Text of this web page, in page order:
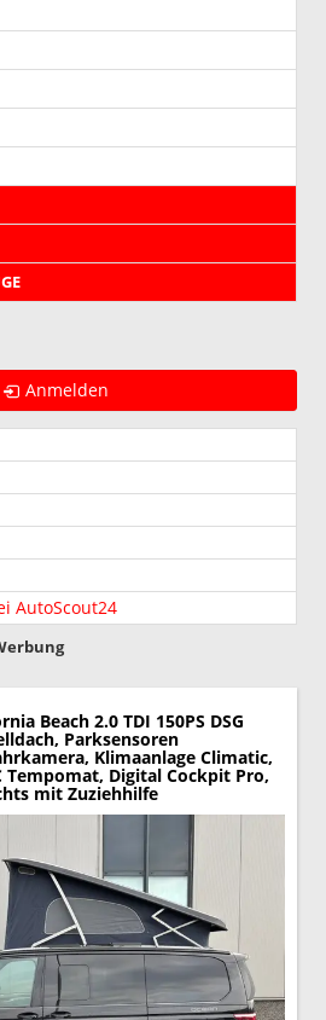
Anmelden
AutoScout24
Beach 2.0 TDI 150PS DSG
Parksensoren
Klimaanlage Climatic,
Tempomat, Digital Cockpit Pro,
mit Zuziehhilfe